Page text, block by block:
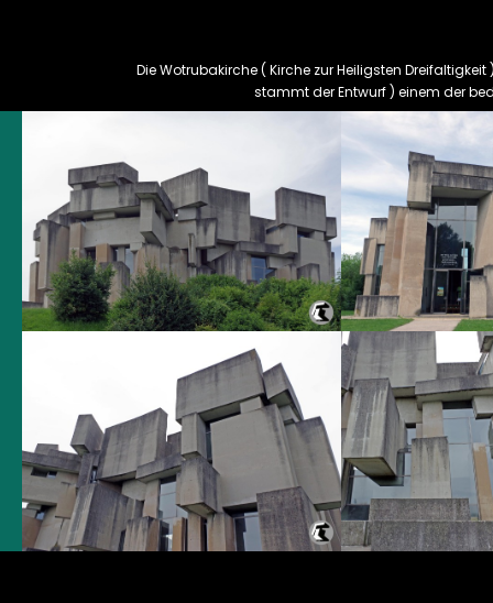
Die Wotrubakirche ( Kirche zur Heiligsten
stammt der Entwurf ) einem der